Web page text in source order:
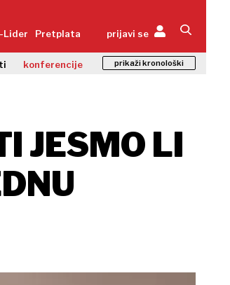
Lider Pretplata prijavi se
konferencije prikaži kronološki
JESMO LI